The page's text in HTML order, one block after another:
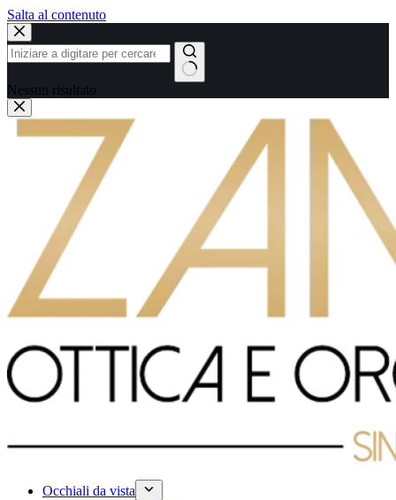
Salta al contenuto
Nessun risultato
Occhiali da vista